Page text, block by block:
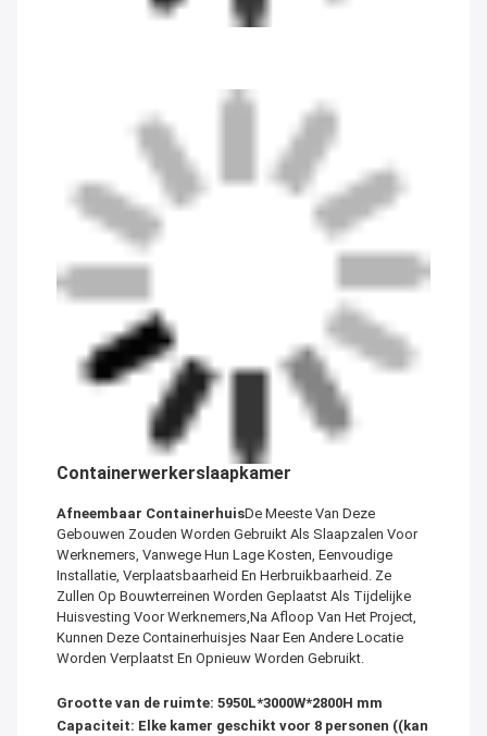
Containerwerkerslaapkamer
Afneembaar ContainerhuisDe Meeste Van Deze
Gebouwen Zouden Worden Gebruikt Als Slaapzalen Voor
Werknemers, Vanwege Hun Lage Kosten, Eenvoudige
Installatie, Verplaatsbaarheid En Herbruikbaarheid. Ze
Zullen Op Bouwterreinen Worden Geplaatst Als Tijdelijke
Huisvesting Voor Werknemers,Na Afloop Van Het Project,
Kunnen Deze Containerhuisjes Naar Een Andere Locatie
Worden Verplaatst En Opnieuw Worden Gebruikt.
Grootte van de ruimte: 5950L*3000W*2800H mm
Capaciteit: Elke kamer geschikt voor 8 personen ((kan